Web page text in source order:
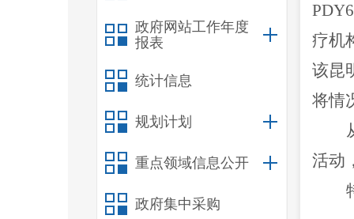
政府网站工作年度
报表
统计信息
规划计划
重点领域信息公开
政府集中采购
疗机
该昆
将情
活动